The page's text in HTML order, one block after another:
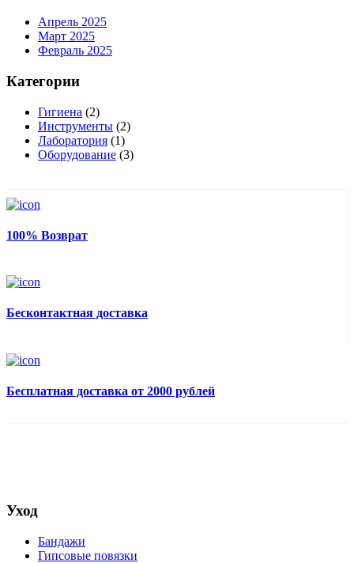
Апрель 2025
Март 2025
Февраль 2025
Категории
Гигиена (2)
Инструменты (2)
Лаборатория (1)
Оборудование (3)
100% Возврат
Бесконтактная доставка
Бесплатная доставка от 2000 рублей
Уход
Бандажи
Гипсовые повязки